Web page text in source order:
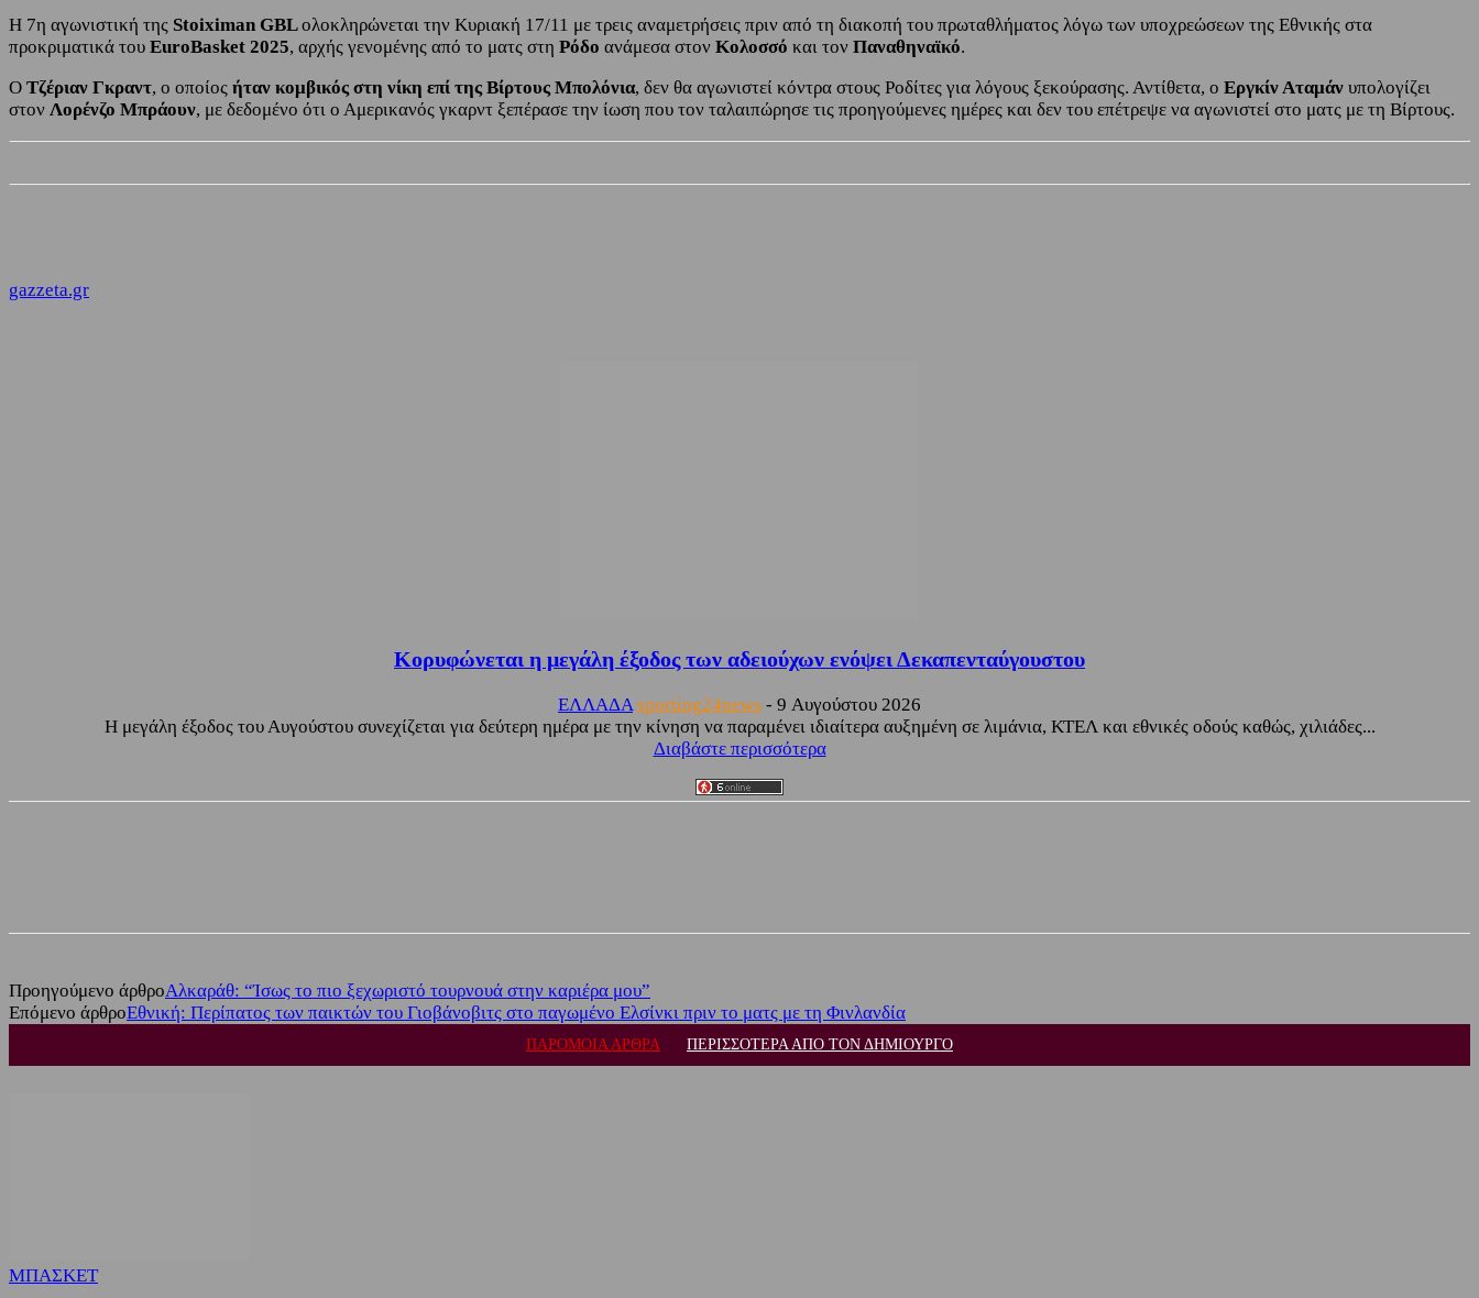
Η 7η αγωνιστική της Stoiximan GBLολοκληρώνεται την Κυριακή 17/11 με τρεις αναμετρήσεις πριν από τη διακοπή του πρωταθλήματος λόγω των υποχρεώσεων της Εθνικής στα
προκριματικά του EuroBasket 2025, αρχής γενομένης από το ματς στη Ρόδο ανάμεσα στον Κολοσσό και τον Παναθηναϊκό.
Ο Τζέριαν Γκραντ, ο οποίος ήταν κομβικός στη νίκη επί της Βίρτους Μπολόνια, δεν θα αγωνιστεί κόντρα στους Ροδίτες για λόγους ξεκούρασης. Αντίθετα, ο Εργκίν Αταμάν υπολογίζει
στον Λορένζο Μπράουν, με δεδομένο ότι ο Αμερικανός γκαρντ ξεπέρασε την ίωση που τον ταλαιπώρησε τις προηγούμενες ημέρες και δεν του επέτρεψε να αγωνιστεί στο ματς με τη Βίρτους.
gazzeta.gr
Κορυφώνεται η μεγάλη έξοδος των αδειούχων ενόψει Δεκαπενταύγουστου
ΕΛΛΑΔΑ sporting24news - 9 Αυγούστου 2026
Η μεγάλη έξοδος του Αυγούστου συνεχίζεται για δεύτερη ημέρα με την κίνηση να παραμένει ιδιαίτερα αυξημένη σε λιμάνια, ΚΤΕΛ και εθνικές οδούς καθώς, χιλιάδες...
Διαβάστε περισσότερα
Προηγούμενο άρθροΑλκαράθ: “Ίσως το πιο ξεχωριστό τουρνουά στην καριέρα μου”
Επόμενο άρθροΕθνική: Περίπατος των παικτών του Γιοβάνοβιτς στο παγωμένο Ελσίνκι πριν το ματς με τη Φινλανδία
ΠΑΡΟΜΟΙΑ ΑΡΘΡΑ ΠΕΡΙΣΣΟΤΕΡΑ ΑΠΟ ΤΟΝ ΔΗΜΙΟΥΡΓΟ
ΜΠΑΣΚΕΤ